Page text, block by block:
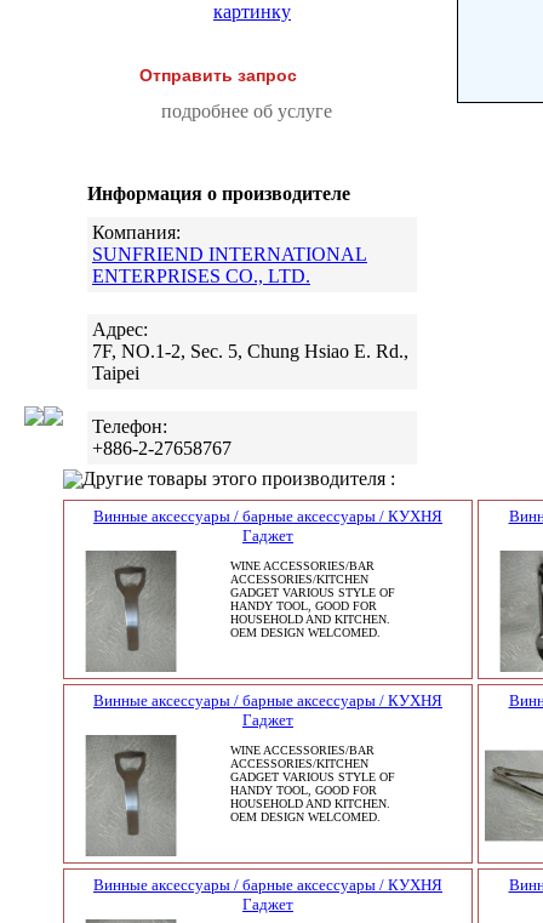
картинку
Отправить запрос
подробнее об услуге
Информация о производителе
Компания:
SUNFRIEND INTERNATIONAL
ENTERPRISES CO., LTD.
Адрес:
7F, NO.1-2, Sec. 5, Chung Hsiao E. Rd.,
Taipei
Телефон:
+886-2-27658767
Другие товары этого производителя :
Винные аксессуары / барные аксессуары / КУХНЯ
Гаджет
WINE ACCESSORIES/BAR
ACCESSORIES/KITCHEN
GADGET VARIOUS STYLE OF
HANDY TOOL, GOOD FOR
HOUSEHOLD AND KITCHEN.
OEM DESIGN WELCOMED.
Винные аксессуары / барные аксессуары / КУХНЯ
Гаджет
WINE ACCESSORIES/BAR
ACCESSORIES/KITCHEN
GADGET VARIOUS STYLE OF
HANDY TOOL, GOOD FOR
HOUSEHOLD AND KITCHEN.
OEM DESIGN WELCOMED.
Винные аксессуары / барные аксессуары / КУХНЯ
Гаджет